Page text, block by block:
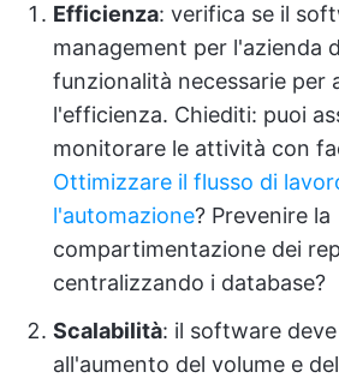
Efficienza: verifica se il
management per l'azienda
funzionalità necessarie per
l'efficienza. Chiediti: puoi
monitorare le attività con
Ottimizzare il flusso di
l'automazione? Prevenire la
compartimentazione dei
centralizzando i database?
Scalabilità: il software
all'aumento del volume e